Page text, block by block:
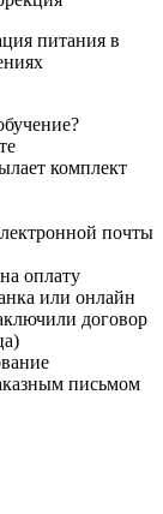
питания в
комплект
почты
оплату
или онлайн
договор
письмом